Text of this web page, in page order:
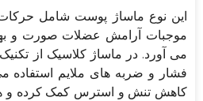
این نوع ماساژ پوست شامل
موجبات آرامش عضلات صورت و
می آورد. در ماساژ کلاسیک از
فشار و ضربه های ملایم استفاده
کاهش تنش و استرس کمک کرده و